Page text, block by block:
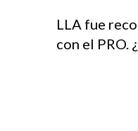
LLA fue
con el PRO.